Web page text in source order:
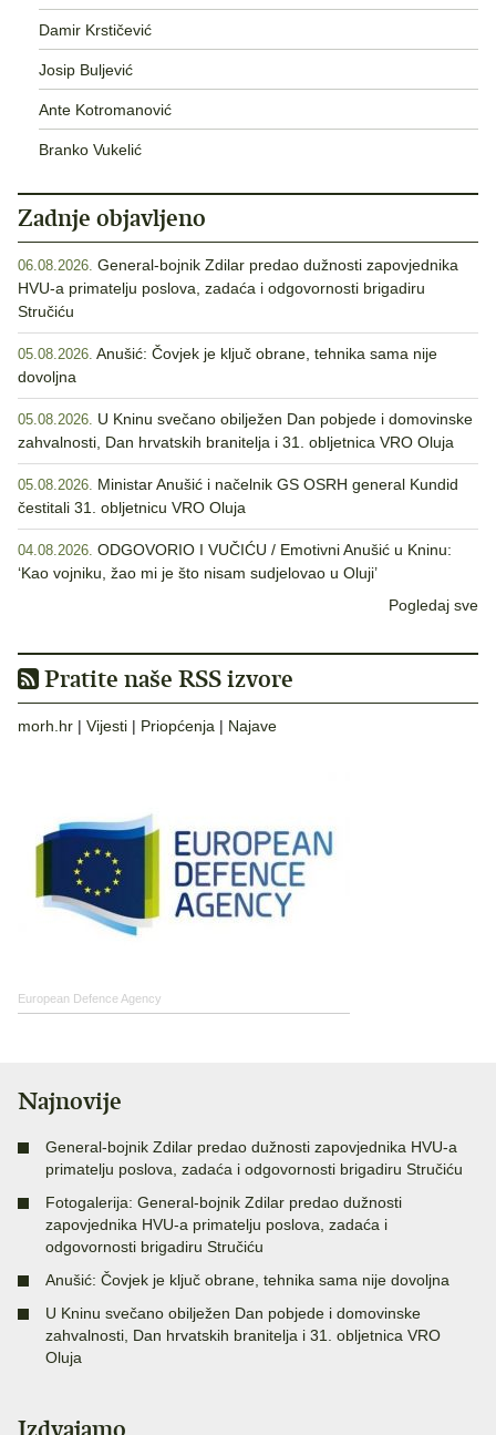
Damir Krstičević
Josip Buljević
Ante Kotromanović
Branko Vukelić
Zadnje objavljeno
06.08.2026. General-bojnik Zdilar predao dužnosti zapovjednika
HVU-a primatelju poslova, zadaća i odgovornosti brigadiru
Stručiću
05.08.2026. Anušić: Čovjek je ključ obrane, tehnika sama nije
dovoljna
05.08.2026. U Kninu svečano obilježen Dan pobjede i domovinske
zahvalnosti, Dan hrvatskih branitelja i 31. obljetnica VRO Oluja
05.08.2026. Ministar Anušić i načelnik GS OSRH general Kundid
čestitali 31. obljetnicu VRO Oluja
04.08.2026. ODGOVORIO I VUČIĆU / Emotivni Anušić u Kninu:
‘Kao vojniku, žao mi je što nisam sudjelovao u Oluji’
Pogledaj sve
Pratite naše RSS izvore
morh.hr | Vijesti | Priopćenja | Najave
European Defence Agency
Najnovije
General-bojnik Zdilar predao dužnosti zapovjednika HVU-a
primatelju poslova, zadaća i odgovornosti brigadiru Stručiću
Fotogalerija: General-bojnik Zdilar predao dužnosti
zapovjednika HVU-a primatelju poslova, zadaća i
odgovornosti brigadiru Stručiću
Anušić: Čovjek je ključ obrane, tehnika sama nije dovoljna
U Kninu svečano obilježen Dan pobjede i domovinske
zahvalnosti, Dan hrvatskih branitelja i 31. obljetnica VRO
Oluja